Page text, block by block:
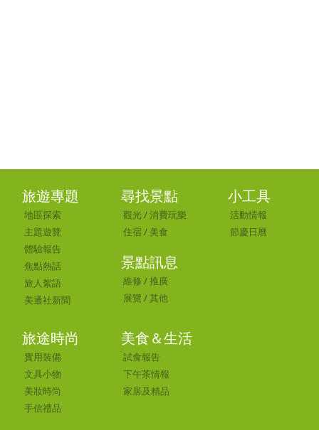
旅遊專題
地區探索
主題遊覽
體驗報告
焦點熱話
旅人絮語
美通社新聞
尋找景點
觀光 /消費玩樂
住宿 / 美食
景點訊息
維修 /推廣
展覽 /其他
小工具
活動情報
節慶日曆
旅途時尚
實用裝備
文具小物
美妝時尚
手信禮品
美食＆生活
試食報告
下午茶情報
家居及精品